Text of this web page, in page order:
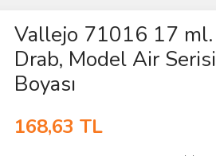
Vallejo 71016 17
Drab, Model Air
Boyası
168,63 TL